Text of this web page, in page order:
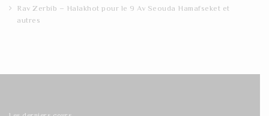
Rav Zerbib – Halakhot pour le 9 Av Seouda Hamafseket et
autres